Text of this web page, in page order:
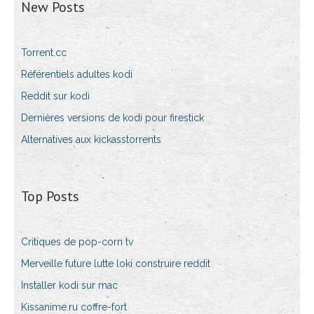
New Posts
Torrent.cc
Référentiels adultes kodi
Reddit sur kodi
Dernières versions de kodi pour firestick
Alternatives aux kickasstorrents
Top Posts
Critiques de pop-corn tv
Merveille future lutte loki construire reddit
Installer kodi sur mac
Kissanime.ru coffre-fort